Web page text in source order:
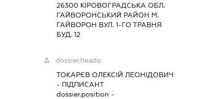
26300 КIРОВОГРАДСЬКА ОБЛ.
ГАЙВОРОНСЬКИЙ РАЙОН М.
ГАЙВОРОН ВУЛ. 1-ГО ТРАВНЯ
БУД. 12
dossier.heads:
ТОКАРЄВ ОЛЕКСІЙ ЛЕОНІДОВИЧ
- ПІДПИСАНТ
dossier.position -